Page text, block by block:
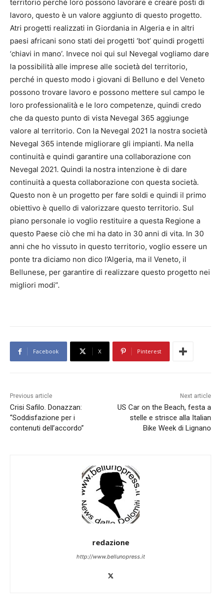
Questo non è un progetto per fare soldi e quindi il primo
obiettivo è quello di valorizzare questo territorio. Sul
piano personale io voglio restituire a questa Regione a
questo Paese ciò che mi ha dato in 30 anni di vita. In 30
anni che ho vissuto in questo territorio, voglio essere un
ponte tra diciamo non dico l’Algeria, ma il Veneto, il
Bellunese, per garantire di realizzare questo progetto nei
migliori modi”.
Facebook X Pinterest
Previous article
Crisi Safilo. Donazzan:
“Soddisfazione per i
contenuti dell’accordo”
Next article
US Car on the Beach, festa a
stelle e strisce alla Italian
Bike Week di Lignano
redazione
http://www.bellunopress.it